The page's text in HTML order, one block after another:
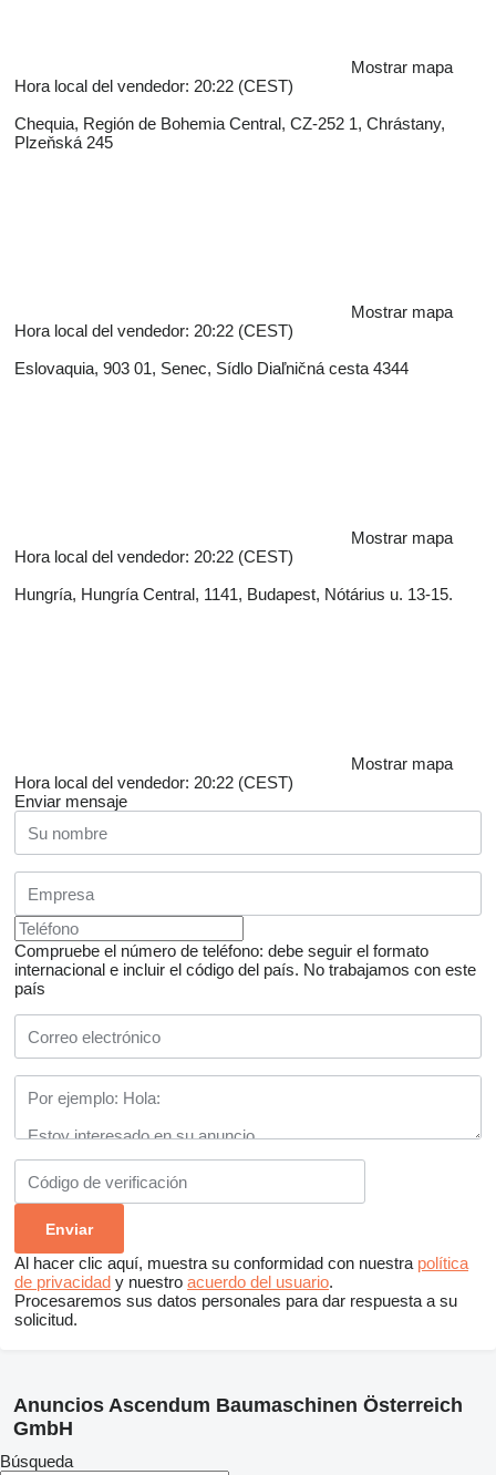
Mostrar mapa
Hora local del vendedor: 20:22 (CEST)
Chequia, Región de Bohemia Central, CZ-252 1, Chrástany,
Plzeňská 245
Mostrar mapa
Hora local del vendedor: 20:22 (CEST)
Eslovaquia, 903 01, Senec, Sídlo Diaľničná cesta 4344
Mostrar mapa
Hora local del vendedor: 20:22 (CEST)
Hungría, Hungría Central, 1141, Budapest, Nótárius u. 13-15.
Mostrar mapa
Hora local del vendedor: 20:22 (CEST)
Enviar mensaje
Compruebe el número de teléfono: debe seguir el formato
internacional e incluir el código del país. No trabajamos con este
país
Al hacer clic aquí, muestra su conformidad con nuestra política
de privacidad y nuestro acuerdo del usuario.
Procesaremos sus datos personales para dar respuesta a su
solicitud.
Anuncios Ascendum Baumaschinen Österreich
GmbH
Búsqueda